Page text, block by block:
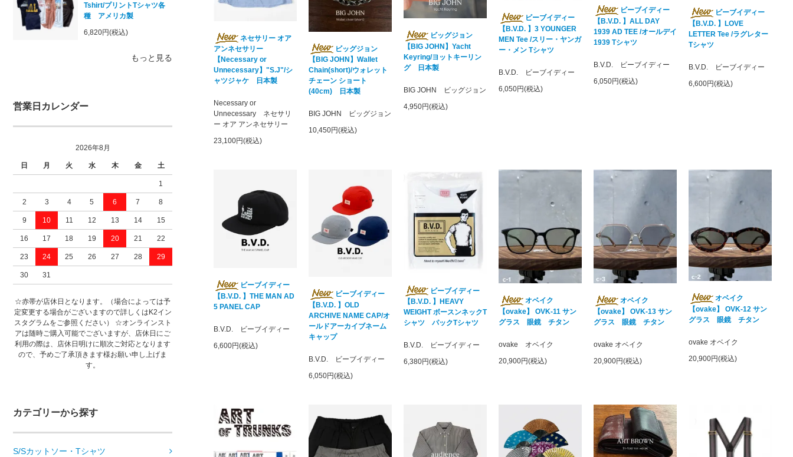
Tshirt/プリントTシャツ各
種 アメリカ製
6,820円(税込)
もっと見る
営業日カレンダー
2026年8月
日 月 火 水 木 金 土
1
2 3 4 5 6 7 8
9 10 11 12 13 14 15
16 17 18 19 20 21 22
23 24 25 26 27 28 29
30 31
☆赤帯が店休日となります。（場合によっては予
定変更する場合がございますので詳しくはK2イン
スタグラムをご参照ください） ☆オンラインスト
アは随時ご購入可能でございますが、店休日にご
利用の際は、店休日明けに順次ご対応となります
ので、予めご了承頂きます様お願い申し上げま
す。
カテゴリーから探す
S/Sカットソー・Tシャツ
ネセサリー オア
アンネセサリー
【Necessary or
Unnecessary】"S.J"/シ
ャツジャケ 日本製
Necessary or
Unnecessary ネセサリ
ー オア アンネセサリー
23,100円(税込)
ビッグジョン
【BIG JOHN】Wallet
Chain(short)/ウォレット
チェーン ショート
(40cm) 日本製
BIG JOHN ビッグジョン
10,450円(税込)
ビッグジョン
【BIG JOHN】Yacht
Keyring/ヨットキーリン
グ 日本製
BIG JOHN ビッグジョン
4,950円(税込)
ビーブイディー
【B.V.D. 】3 YOUNGER
MEN Tee /スリー・ヤンガ
ー・メン Tシャツ
B.V.D. ビーブイディー
6,050円(税込)
ビーブイディー
【B.V.D. 】ALL DAY
1939 AD TEE /オールデイ
1939 Tシャツ
B.V.D. ビーブイディー
6,050円(税込)
ビーブイディー
【B.V.D. 】LOVE
LETTER Tee /ラグレター
Tシャツ
B.V.D. ビーブイディー
6,600円(税込)
ビーブイディー
【B.V.D. 】THE MAN AD
5 PANEL CAP
B.V.D. ビーブイディー
6,600円(税込)
ビーブイディー
【B.V.D. 】OLD
ARCHIVE NAME CAP/オ
ールドアーカイブネーム
キャップ
B.V.D. ビーブイディー
6,050円(税込)
ビーブイディー
【B.V.D. 】HEAVY
WEIGHT ボースンネックT
シャツ パックTシャツ
B.V.D. ビーブイディー
6,380円(税込)
オベイク
【ovake】 OVK-11 サン
グラス 眼鏡 チタン
ovake オベイク
20,900円(税込)
オベイク
【ovake】 OVK-13 サン
グラス 眼鏡 チタン
ovake オベイク
20,900円(税込)
オベイク
【ovake】 OVK-12 サン
グラス 眼鏡 チタン
ovake オベイク
20,900円(税込)